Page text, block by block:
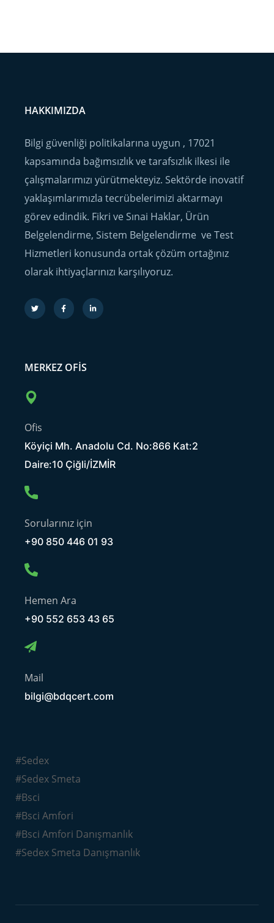
HAKKIMIZDA
Bilgi güvenliği politikalarına uygun , 17021
kapsamında bağımsızlık ve tarafsızlık ilkesi ile
çalışmalarımızı yürütmekteyiz. Sektörde inovatif
yaklaşımlarımızla tecrübelerimizi aktarmayı
görev edindik. Fikri ve Sınai Haklar, Ürün
Belgelendirme, Sistem Belgelendirme ve Test
Hizmetleri konusunda ortak çözüm ortağınız
olarak ihtiyaçlarınızı karşılıyoruz.
MERKEZ OFIS
Ofis
Köyiçi Mh. Anadolu Cd. No:866 Kat:2
Daire:10 Çiğli/İZMİR
Sorularınız için
+90 850 446 01 93
Hemen Ara
+90 552 653 43 65
Mail
bilgi@bdqcert.com
#Sedex
#Sedex Smeta
#Bsci
#Bsci Amfori
#Bsci Amfori Danışmanlık
#Sedex Smeta Danışmanlık